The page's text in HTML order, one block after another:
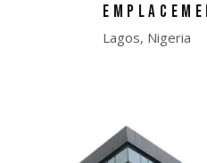
Lagos, Nigeria